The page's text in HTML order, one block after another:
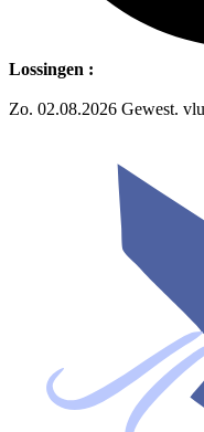
Lossingen :
Zo. 02.08.2026 Gewest.